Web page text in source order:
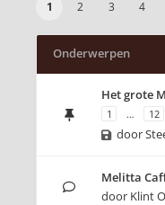
1 2 3 4
Onderwerpen
Het grote
1 … 12
door
Melitta
door Klint